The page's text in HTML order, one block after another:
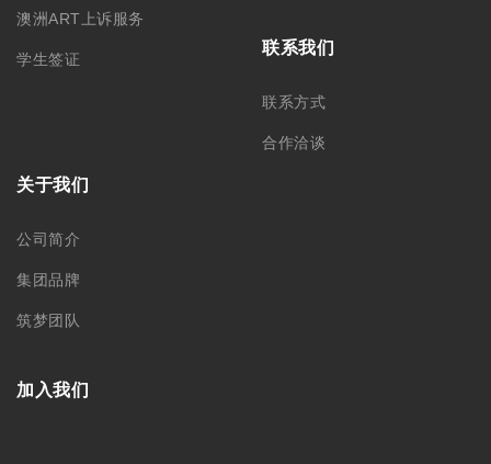
澳洲ART上诉服务
学生签证
联系我们
联系方式
合作洽谈
关于我们
公司简介
集团品牌
筑梦团队
加入我们